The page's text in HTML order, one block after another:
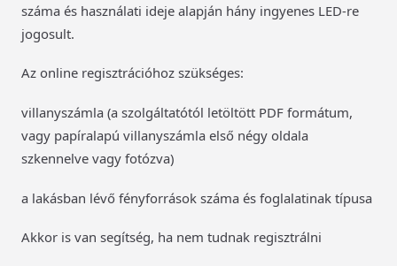
száma és használati ideje alapján hány ingyenes LED-re
jogosult.
Az online regisztrációhoz szükséges:
villanyszámla (a szolgáltatótól letöltött PDF formátum,
vagy papíralapú villanyszámla első négy oldala
szkennelve vagy fotózva)
a lakásban lévő fényforrások száma és foglalatinak típusa
Akkor is van segítség, ha nem tudnak regisztrálni